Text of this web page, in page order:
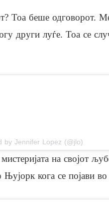
Тоа беше одговорот.
други луѓе. Тоа се
by Jennifer Lopez (@jlo)
на својот
кога се појави